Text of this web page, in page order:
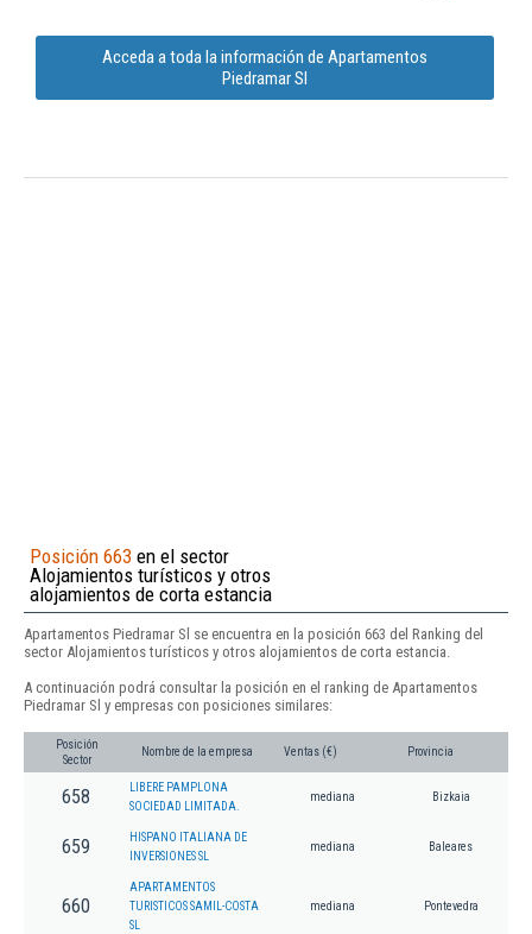
Acceda a toda la información de Apartamentos
Piedramar Sl
Posición 663 en el sector
Alojamientos turísticos y otros
alojamientos de corta estancia
Apartamentos Piedramar Sl se encuentra en la posición 663 del Ranking del
sector Alojamientos turísticos y otros alojamientos de corta estancia.
A continuación podrá consultar la posición en el ranking de Apartamentos
Piedramar Sl y empresas con posiciones similares:
Posición
Sector
Nombre de la empresa Ventas (€) Provincia
658
LIBERE PAMPLONA
SOCIEDAD LIMITADA.
mediana Bizkaia
659
HISPANO ITALIANA DE
INVERSIONES SL
mediana Baleares
660
APARTAMENTOS
TURISTICOS SAMIL-COSTA
SL
mediana Pontevedra